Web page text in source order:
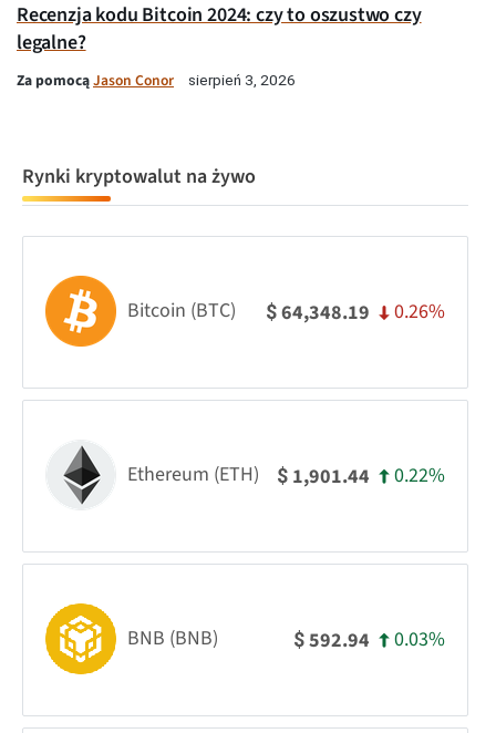
Recenzja kodu Bitcoin 2024: czy to oszustwo czy
legalne?
Za pomocąJason Conor sierpień 3, 2026
Rynki kryptowalut na żywo
Bitcoin (BTC) $64,348.19 0.26%
Ethereum (ETH) $ 1,901.44 0.22%
BNB (BNB) $592.94 0.03%